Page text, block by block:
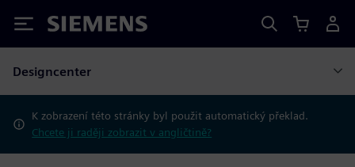
Siemens
Designcenter
K zobrazení této stránky byl použit automatický překlad.
Chcete ji raději zobrazit v angličtině?